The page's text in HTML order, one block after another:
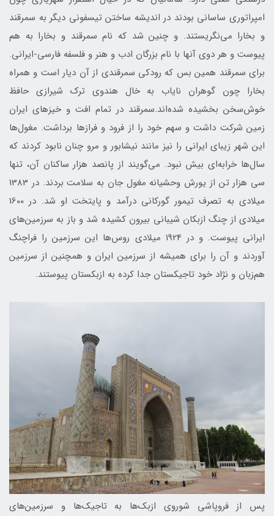
امپراتوری ساسانی بودند در اندیشه ساختن تیسفونی دیگر به سمرقند
و بخارا می‌نگریستند. و چنین شد که نام سمرقند و بخارا به هم
پیوست و هر دوی آنها با نام بزرگان ادب و هنر و فلسفه فارسی-ایرانی.
برای سمرقند همین بس که رودکی سمرقندی از آن دیار است و همراه
بخارا چون گوهران نایاب به خال هندوی ترک شیرازی حافظ
خوش‌سخن بخشیده شده‌اند.سمرقند در تمام افت و خیزهای ایران
زمین شرکت داشت و سهم خود را از فرود و فرازها برداشت. مغول‌ها
این شهر زیبای ایرانی را نیز مانند نیشابور و مرو چنان نابود کردند که
سال‌ها خرابه‌ای بیش نبود. می‌گویند از پانصد هزار ساکنان آن، تنها
سی هزار تن از یورش وحشیانه مغول جان به سلامت بردند. در 1383
میلادی به تصرف تیمور گورکانی درآمد و پایتخت او شد. در 1600
میلادی از چنگ ازبکان شیبانی بیرون کشیده شد و باز به سرزمین‌های
ایرانی پیوست. و در 1924 میلادی روس‌ها این سرزمین را فراچنگ
آوردند و آن را برای همیشه از سرزمین ایران و همچنین از سرزمین
هم‌زبان و نژاد خود تاجیکستان جدا کرده به ازبکستان پیوستند.
پس از فروپاشی شوروی ازبک‌ها به تاجیک‌ها و سرزمین‌های